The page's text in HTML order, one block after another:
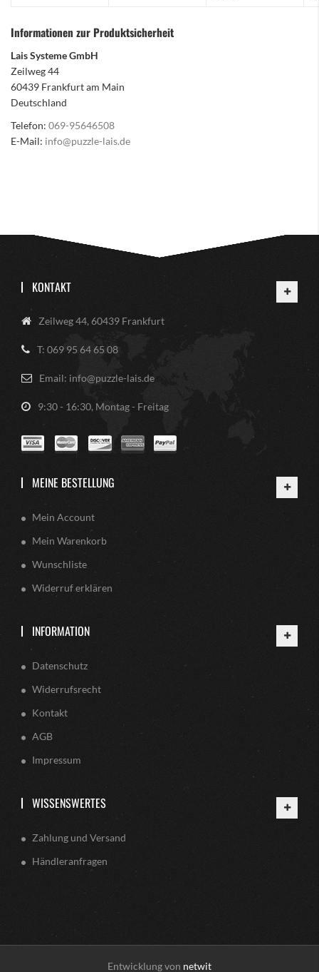
Informationen zur Produktsicherheit
Lais Systeme GmbH
Zeilweg 44
60439 Frankfurt am Main
Deutschland
Telefon: 069-95646508
E-Mail: info@puzzle-lais.de
KONTAKT
Zeilweg 44, 60439 Frankfurt
T: 069 95 64 65 08
Email: info@puzzle-lais.de
9:30 - 16:30, Montag - Freitag
MEINE BESTELLUNG
Mein Account
Mein Warenkorb
Wunschliste
Widerruf erklären
INFORMATION
Datenschutz
Widerrufsrecht
Kontakt
AGB
Impressum
WISSENSWERTES
Zahlung und Versand
Händleranfragen
Entwicklung von netwit